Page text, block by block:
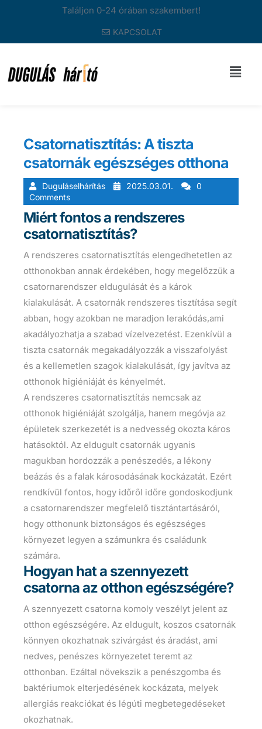
Találjon 0-24 órában szakembert!
KAPCSOLAT
Csatornatisztítás: A tiszta
csatornák egészséges otthona
Duguláselhárítás 2025.03.01.
0
Comments
Miért fontos a rendszeres
csatornatisztítás?
A rendszeres csatornatisztítás elengedhetetlen az
otthonokban annak érdekében, hogy megelőzzük a
csatornarendszer eldugulását és a károk
kialakulását. A csatornák rendszeres tisztítása segít
abban, hogy azokban ne maradjon lerakódás,ami
akadályozhatja a szabad vízelvezetést. Ezenkívül a
tiszta csatornák megakadályozzák a visszafolyást
és a kellemetlen szagok kialakulását, így javítva az
otthonok higiéniáját és kényelmét.
A rendszeres csatornatisztítás nemcsak az
otthonok higiéniáját szolgálja, hanem megóvja az
épületek szerkezetét is a nedvesség okozta káros
hatásoktól. Az eldugult csatornák ugyanis
magukban hordozzák a penészedés, a lékony
beázás és a falak károsodásának kockázatát. Ezért
rendkívül fontos, hogy időről időre gondoskodjunk
a csatornarendszer megfelelő tisztántartásáról,
hogy otthonunk biztonságos és egészséges
környezet legyen a számunkra és családunk
számára.
Hogyan hat a szennyezett
csatorna az otthon egészségére?
A szennyezett csatorna komoly veszélyt jelent az
otthon egészségére. Az eldugult, koszos csatornák
könnyen okozhatnak szivárgást és áradást, ami
nedves, penészes környezetet teremt az
otthonban. Ezáltal növekszik a penészgomba és
baktériumok elterjedésének kockázata, melyek
allergiás reakciókat és légúti megbetegedéseket
okozhatnak.